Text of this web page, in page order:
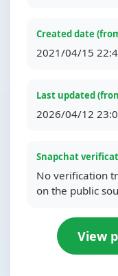
Created date
2021/04/15
Last updated
2026/04/12
Snapchat
No verification
on the public
View